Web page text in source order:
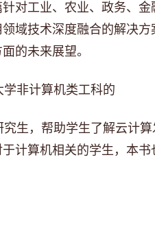
对工业、农业、政务、
域技术深度融合的解决
的未来展望。
非计算机类工科的
生，帮助学生了解云计
计算机相关的学生，本书